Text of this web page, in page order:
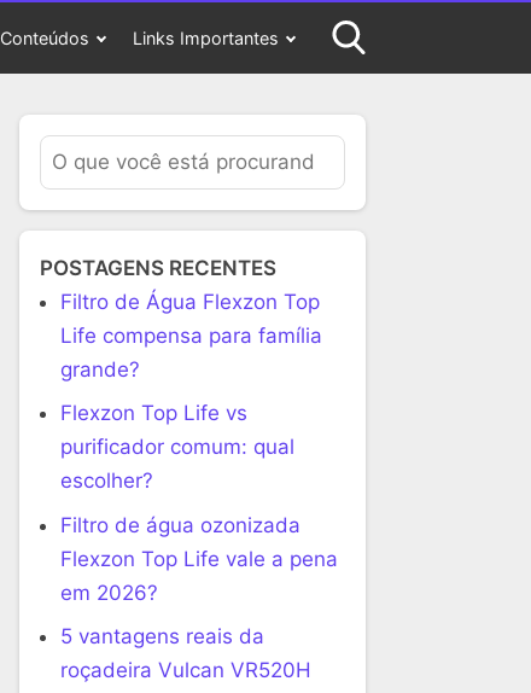
Conteúdos Links Importantes
POSTAGENS RECENTES
Filtro de Água Flexzon Top
Life compensa para família
grande?
Flexzon Top Life vs
purificador comum: qual
escolher?
Filtro de água ozonizada
Flexzon Top Life vale a pena
em 2026?
5 vantagens reais da
roçadeira Vulcan VR520H